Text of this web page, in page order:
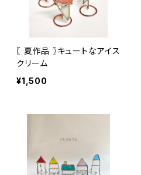
〖 夏作品 〗キュートなアイス
クリーム
¥1,500